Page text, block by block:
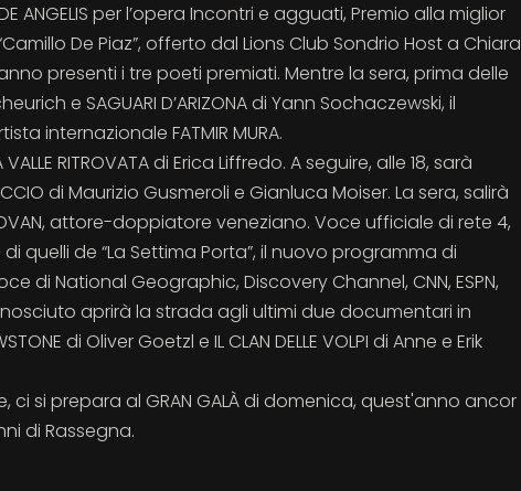
ANGELIS per l’opera Incontri e agguati, Premio alla miglior
De Piaz”, offerto dal Lions Club Sondrio Host a Chiara
presenti i tre poeti premiati. Mentre la sera, prima delle
e SAGUARI D’ARIZONA di Yann Sochaczewski, il
internazionale FATMIR MURA.
RITROVATA di Erica Liffredo. A seguire, alle 18, sarà
di Maurizio Gusmeroli e Gianluca Moiser. La sera, salirà
attore-doppiatore veneziano. Voce ufficiale di rete 4,
quelli de “La Settima Porta”, il nuovo programma di
di National Geographic, Discovery Channel, CNN, ESPN,
aprirà la strada agli ultimi due documentari in
di Oliver Goetzl e IL CLAN DELLE VOLPI di Anne e Erik
ci si prepara al GRAN GALÀ di domenica, quest'anno ancor
di Rassegna.